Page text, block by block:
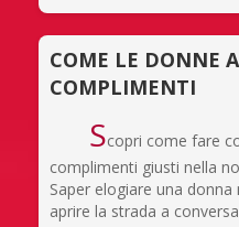
COME LE DONNE
COMPLIMENTI
Scopri come fare
complimenti giusti nella
Saper elogiare una
aprire la strada a